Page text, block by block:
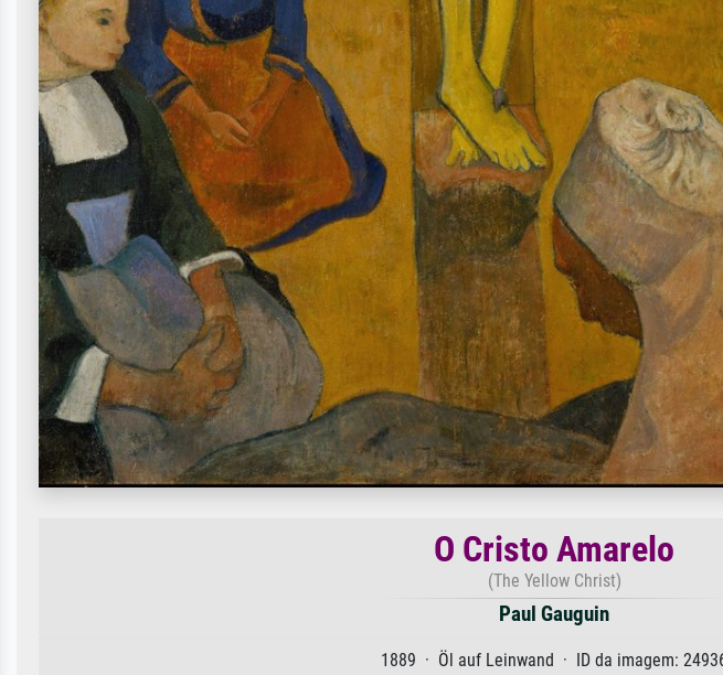
O Cristo Amarelo
(The Yellow Christ)
Paul Gauguin
1889 · Öl auf Leinwand · ID da imagem: